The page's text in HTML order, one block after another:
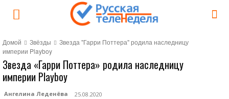
Домой Звёзды
Звезда "Гарри Поттера" родила наследницу
империи Playboy
Звезда «Гарри Поттера» родила наследницу
империи Playboy
Ангелина Леденёва 25.08.2020